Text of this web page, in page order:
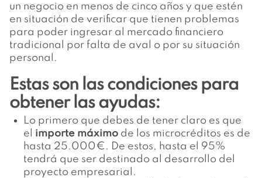
un negocio en menos de cinco años y que estén
en situación de verificar que tienen problemas
para poder ingresar al mercado financiero
tradicional por falta de aval o por su situación
personal.
Estas son las condiciones para
obtener las ayudas:
Lo primero que debes de tener claro es que
el importe máximo de los microcréditos es de
hasta 25.000€. De estos, hasta el 95%
tendrá que ser destinado al desarrollo del
proyecto empresarial.